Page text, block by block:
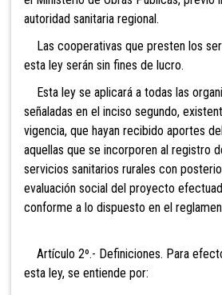
autoridad sanitaria regional.
Las cooperativas que presten los
esta ley serán sin fines de lucro.
Esta ley se aplicará a todas las
señaladas en el inciso segundo,
vigencia, que hayan recibido aportes
aquellas que se incorporen al registro
servicios sanitarios rurales con
evaluación social del proyecto
conforme a lo dispuesto en el
Artículo 2º.- Definiciones. Para
esta ley, se entiende por: